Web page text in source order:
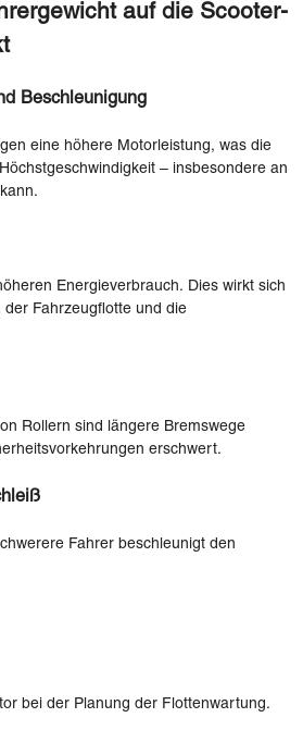
auf die Scooter-
Beschleunigung
eine höhere Motorleistung, was die
– insbesondere an
Energieverbrauch. Dies wirkt sich
Fahrzeugflotte und die
Rollern sind längere Bremswege
erschwert.
Fahrer beschleunigt den
bei der Planung der Flottenwartung.